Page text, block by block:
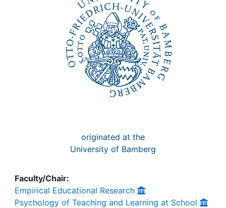
originated at the
University of Bamberg
Faculty/Chair:
Empirical Educational Research
Psychology of Teaching and Learning at School